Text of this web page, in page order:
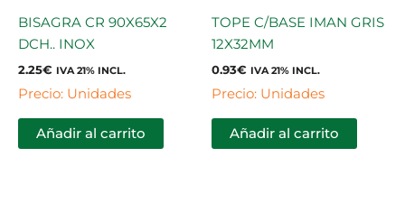
BISAGRA CR 90X65X2
DCH.. INOX
2.25€ IVA 21% INCL.
Precio: Unidades
Añadir al carrito
TOPE C/BASE IMAN GRIS
12X32MM
0.93€ IVA 21% INCL.
Precio: Unidades
Añadir al carrito